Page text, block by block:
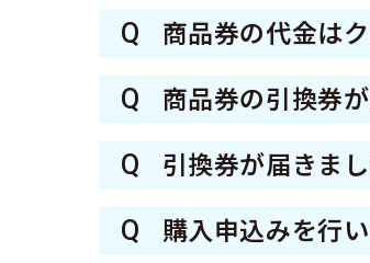
当選者には当選通
全国のファミリー
いオフィス内や駅
Q 商品券の代金は
現金、クレジット
詳しくは下記のフ
https://
Q 商品券の引換券
1次申込◆引換券
2次申込◆引換券
全国のファミリー
Q 引換券が届きま
申込み時に選択し
Q 購入申込みを行